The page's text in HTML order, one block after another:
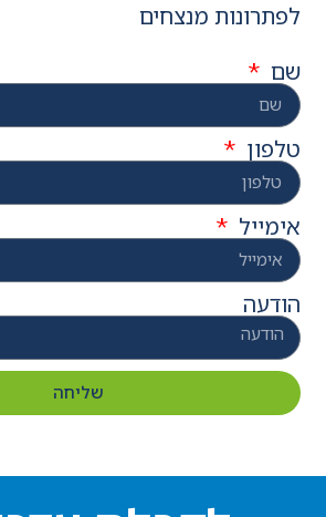
לפתרונות מנצחים
שם
טלפון
אימייל
הודעה
שליחה